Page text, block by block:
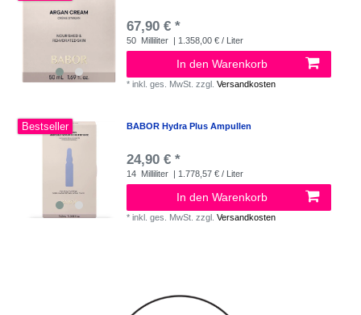
67,90 € *
50 Milliliter | 1.358,00 € / Liter
In den Warenkorb
*inkl. ges. MwSt. zzgl.Versandkosten
Bestseller BABOR Hydra Plus Ampullen
24,90 € *
14 Milliliter | 1.778,57 € / Liter
In den Warenkorb
*inkl. ges. MwSt. zzgl.Versandkosten